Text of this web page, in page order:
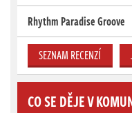
Rhythm Paradise Groove
SEZNAM RECENZÍ
CO SE DĚJE V